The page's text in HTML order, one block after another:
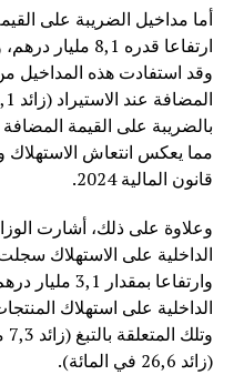
أما مداخيل الضريبة على
وقد استفادت هذه المداخيل
مما يعكس انتعاش الاستهلاك
قانون المالية 2024.
وعلاوة على ذلك، أشارت
وارتفاعا
(زائد 26,6 في المائة).